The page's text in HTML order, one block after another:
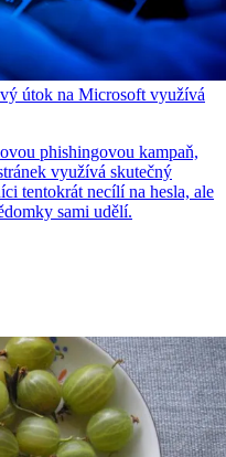
útok na Microsoft využívá
phishingovou kampaň,
využívá skutečný
tentokrát necílí na hesla, ale
sami udělí.